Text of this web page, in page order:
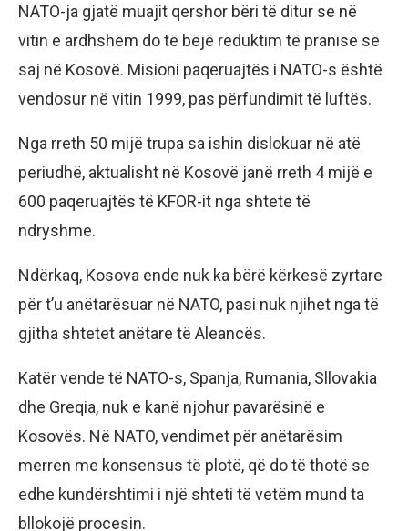
NATO-ja gjatë muajit qershor bëri të ditur se në
vitin e ardhshëm do të bëjë reduktim të pranisë së
saj në Kosovë. Misioni paqeruajtës i NATO-s është
vendosur në vitin 1999, pas përfundimit të luftës.
Nga rreth 50 mijë trupa sa ishin dislokuar në atë
periudhë, aktualisht në Kosovë janë rreth 4 mijë e
600 paqeruajtës të KFOR-it nga shtete të
ndryshme.
Ndërkaq, Kosova ende nuk ka bërë kërkesë zyrtare
për t’u anëtarësuar në NATO, pasi nuk njihet nga të
gjitha shtetet anëtare të Aleancës.
Katër vende të NATO-s, Spanja, Rumania, Sllovakia
dhe Greqia, nuk e kanë njohur pavarësinë e
Kosovës. Në NATO, vendimet për anëtarësim
merren me konsensus të plotë, që do të thotë se
edhe kundërshtimi i një shteti të vetëm mund ta
bllokojë procesin.